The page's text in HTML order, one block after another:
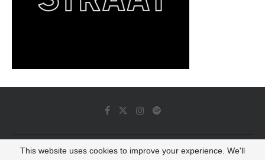
© 2022 - Luminous Dash All Rights Reserved
This website uses cookies to improve your experience. We'll